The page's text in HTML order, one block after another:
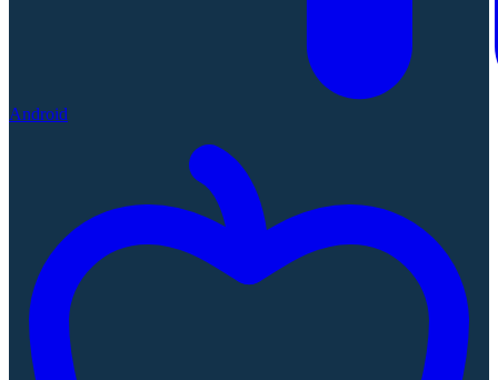
Android